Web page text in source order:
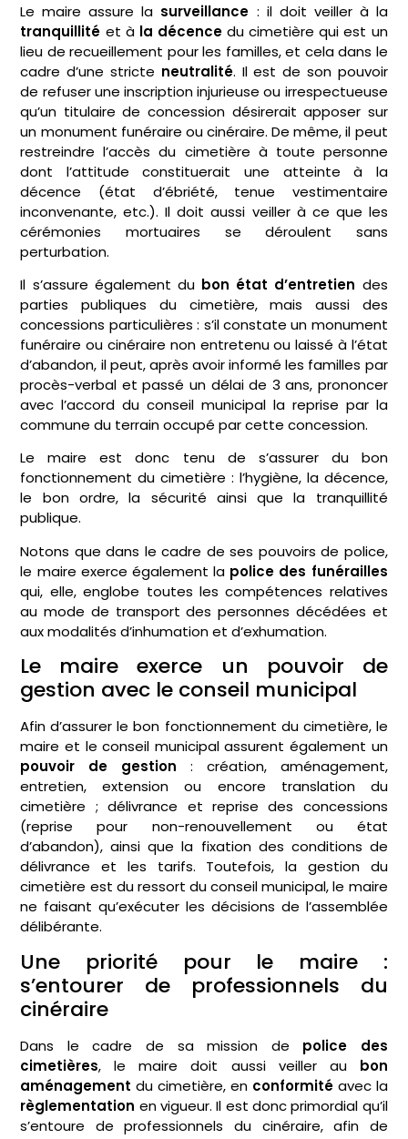
Le maire assure la surveillance : il doit veiller à la
tranquillité et à la décencedu cimetière qui est un
lieu de recueillement pour les familles, et cela dans le
cadre d’une stricte neutralité. Il est de son pouvoir
de refuser une inscription injurieuse ou irrespectueuse
qu’un titulaire de concession désirerait apposer sur
un monument funéraire ou cinéraire. De même, il peut
restreindre l’accès du cimetière à toute personne
dont l’attitude constituerait une atteinte à la
décence (état d’ébriété, tenue vestimentaire
inconvenante, etc.). Il doit aussi veiller à ce que les
cérémonies mortuaires se déroulent sans
perturbation.
Il s’assure également du bon état d’entretien des
parties publiques du cimetière, mais aussi des
concessions particulières : s’il constate un monument
funéraire ou cinéraire non entretenu ou laissé à l’état
d’abandon, il peut, après avoir informé les familles par
procès-verbal et passé un délai de 3 ans, prononcer
avec l’accord du conseil municipal la reprise par la
commune du terrain occupé par cette concession.
Le maire est donc tenu de s’assurer du bon
fonctionnement du cimetière : l’hygiène, la décence,
le bon ordre, la sécurité ainsi que la tranquillité
publique.
Notons que dans le cadre de ses pouvoirs de police,
le maire exerce également la police des funérailles
qui, elle, englobe toutes les compétences relatives
au mode de transport des personnes décédées et
aux modalités d’inhumation et d’exhumation.
Le maire exerce un pouvoir de
gestion avec le conseil municipal
Afin d’assurer le bon fonctionnement du cimetière, le
maire et le conseil municipal assurent également un
pouvoir de gestion : création, aménagement,
entretien, extension ou encore translation du
cimetière ; délivrance et reprise des concessions
(reprise pour non-renouvellement ou état
d’abandon), ainsi que la fixation des conditions de
délivrance et les tarifs. Toutefois, la gestion du
cimetière est du ressort du conseil municipal, le maire
ne faisant qu’exécuter les décisions de l’assemblée
délibérante.
Une priorité pour le maire :
s’entourer de professionnels du
cinéraire
Dans le cadre de sa mission de police des
cimetières, le maire doit aussi veiller aubon
aménagementdu cimetière, en conformité avec la
règlementation en vigueur. Il est donc primordial qu’il
s’entoure de professionnels du cinéraire, afin de